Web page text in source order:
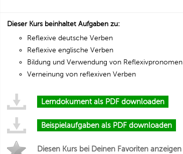
Dieser Kurs beinhaltet Aufgaben zu:
Reflexive deutsche Verben
Reflexive englische Verben
Bildung und Verwendung von Reflexivpronomen
Verneinung von reflexiven Verben
Lerndokument als PDF downloaden
Beispielaufgaben als PDF downloaden
Diesen Kurs bei Deinen Favoriten anzeigen